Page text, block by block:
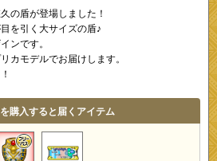
の盾が登場しました！
を引く大サイズの盾♪
ンです。
カモデルでお届けします。
購入すると届くアイテム